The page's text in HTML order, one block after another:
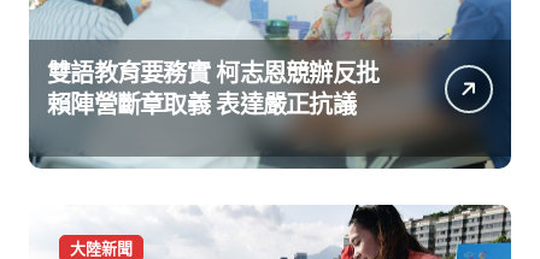
雙語教育要務實 柯志恩競辦反批
賴陣營斷章取義 表達嚴正抗議
大陸新聞